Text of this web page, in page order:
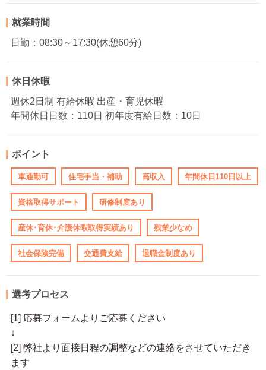
就業時間
日勤：08:30～17:30(休憩60分)
休日休暇
週休2日制 有給休暇 出産・育児休暇
年間休日日数：110日 初年度有給日数：10日
ポイント
車通勤可 住宅手当・補助 高収入 年間休日110日以上
資格取得サポート 研修制度あり
産休･育休･介護休暇取得実績あり 残業少なめ
社会保険完備 交通費支給 退職金制度あり
選考プロセス
[1] 応募フォームよりご応募ください
↓
[2] 弊社より面接日程の調整などの連絡をさせていただき
ます